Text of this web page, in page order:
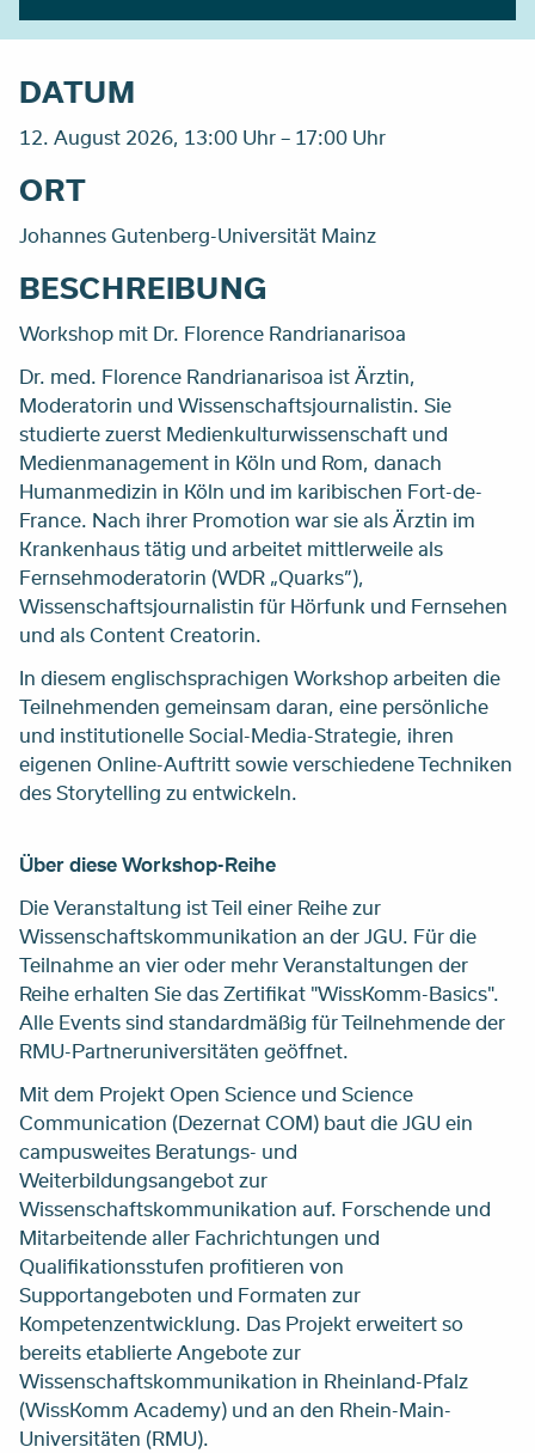
DATUM
12. August 2026, 13:00 Uhr – 17:00 Uhr
ORT
Johannes Gutenberg-Universität Mainz
BESCHREIBUNG
Workshop mit Dr. Florence Randrianarisoa
Dr. med. Florence Randrianarisoa ist Ärztin,
Moderatorin und Wissenschaftsjournalistin. Sie
studierte zuerst Medienkulturwissenschaft und
Medienmanagement in Köln und Rom, danach
Humanmedizin in Köln und im karibischen Fort-de-
France. Nach ihrer Promotion war sie als Ärztin im
Krankenhaus tätig und arbeitet mittlerweile als
Fernsehmoderatorin (WDR „Quarks”),
Wissenschaftsjournalistin für Hörfunk und Fernsehen
und als Content Creatorin.
In diesem englischsprachigen Workshop arbeiten die
Teilnehmenden gemeinsam daran, eine persönliche
und institutionelle Social-Media-Strategie, ihren
eigenen Online-Auftritt sowie verschiedene Techniken
des Storytelling zu entwickeln.
Über diese Workshop-Reihe
Die Veranstaltung ist Teil einer Reihe zur
Wissenschaftskommunikation an der JGU. Für die
Teilnahme an vier oder mehr Veranstaltungen der
Reihe erhalten Sie das Zertifikat "WissKomm-Basics".
Alle Events sind standardmäßig für Teilnehmende der
RMU-Partneruniversitäten geöffnet.
Mit dem Projekt Open Science und Science
Communication (Dezernat COM) baut die JGU ein
campusweites Beratungs- und
Weiterbildungsangebot zur
Wissenschaftskommunikation auf. Forschende und
Mitarbeitende aller Fachrichtungen und
Qualifikationsstufen profitieren von
Supportangeboten und Formaten zur
Kompetenzentwicklung. Das Projekt erweitert so
bereits etablierte Angebote zur
Wissenschaftskommunikation in Rheinland-Pfalz
(WissKomm Academy) und an den Rhein-Main-
Universitäten (RMU).